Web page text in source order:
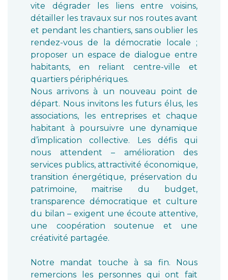
vite dégrader les liens entre voisins,
détailler les travaux sur nos routes avant
et pendant les chantiers, sans oublier les
rendez-vous de la démocratie locale ;
proposer un espace de dialogue entre
habitants, en reliant centre-ville et
quartiers périphériques.
Nous arrivons à un nouveau point de
départ. Nous invitons les futurs élus, les
associations, les entreprises et chaque
habitant à poursuivre une dynamique
d’implication collective. Les défis qui
nous attendent – amélioration des
services publics, attractivité économique,
transition énergétique, préservation du
patrimoine, maitrise du budget,
transparence démocratique et culture
du bilan – exigent une écoute attentive,
une coopération soutenue et une
créativité partagée.
Notre mandat touche à sa fin. Nous
remercions les personnes qui ont fait